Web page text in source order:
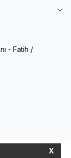
X
- Fatih /